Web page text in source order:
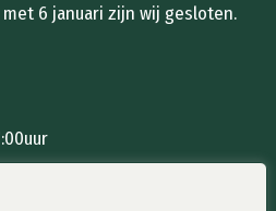
6 januari zijn wij gesloten.